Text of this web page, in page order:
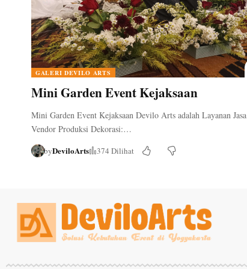
GALERI DEVILO ARTS
Mini Garden Event Kejaksaan
Mini Garden Event Kejaksaan Devilo Arts adalah Layanan Jasa
Vendor Produksi Dekorasi:…
byDeviloArts 374 Dilihat